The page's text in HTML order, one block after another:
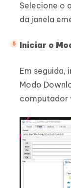
Selecione o
da janela
Iniciar o
Em seguida,
Modo
computador